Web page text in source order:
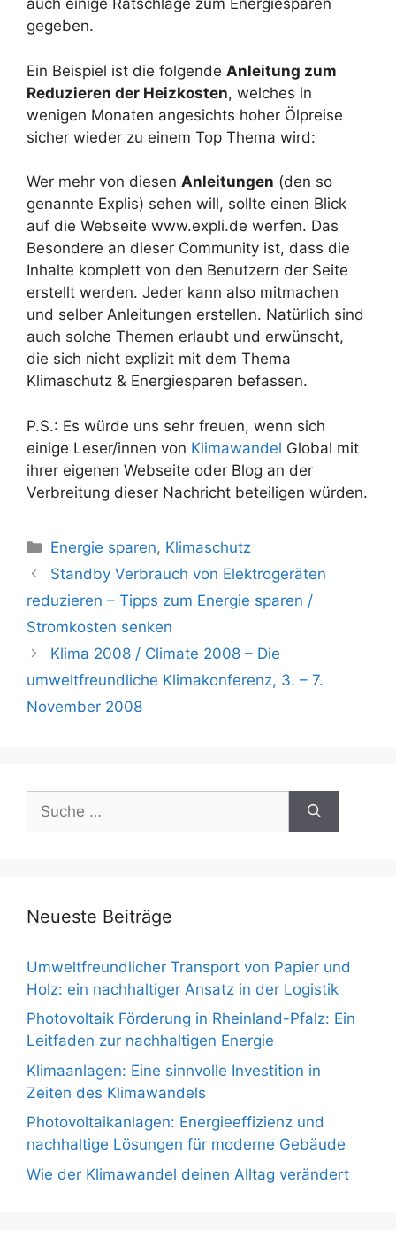
auch einige Ratschläge zum Energiesparen
gegeben.
Ein Beispiel ist die folgende Anleitung zum
Reduzieren der Heizkosten, welches in
wenigen Monaten angesichts hoher Ölpreise
sicher wieder zu einem Top Thema wird:
Wer mehr von diesen Anleitungen (den so
genannte Explis) sehen will, sollte einen Blick
auf die Webseite www.expli.de werfen. Das
Besondere an dieser Community ist, dass die
Inhalte komplett von den Benutzern der Seite
erstellt werden. Jeder kann also mitmachen
und selber Anleitungen erstellen. Natürlich sind
auch solche Themen erlaubt und erwünscht,
die sich nicht explizit mit dem Thema
Klimaschutz & Energiesparen befassen.
P.S.: Es würde uns sehr freuen, wenn sich
einige Leser/innen von Klimawandel Global mit
ihrer eigenen Webseite oder Blog an der
Verbreitung dieser Nachricht beteiligen würden.
Kategorien
Energie sparen, Klimaschutz
Beitrags-
Navigation
Standby Verbrauch von Elektrogeräten
reduzieren – Tipps zum Energie sparen /
Stromkosten senken
Klima 2008 / Climate 2008 – Die
umweltfreundliche Klimakonferenz, 3. – 7.
November 2008
nach:
Neueste Beiträge
Umweltfreundlicher Transport von Papier und
Holz: ein nachhaltiger Ansatz in der Logistik
Photovoltaik Förderung in Rheinland-Pfalz: Ein
Leitfaden zur nachhaltigen Energie
Klimaanlagen: Eine sinnvolle Investition in
Zeiten des Klimawandels
Photovoltaikanlagen: Energieeffizienz und
nachhaltige Lösungen für moderne Gebäude
Wie der Klimawandel deinen Alltag verändert